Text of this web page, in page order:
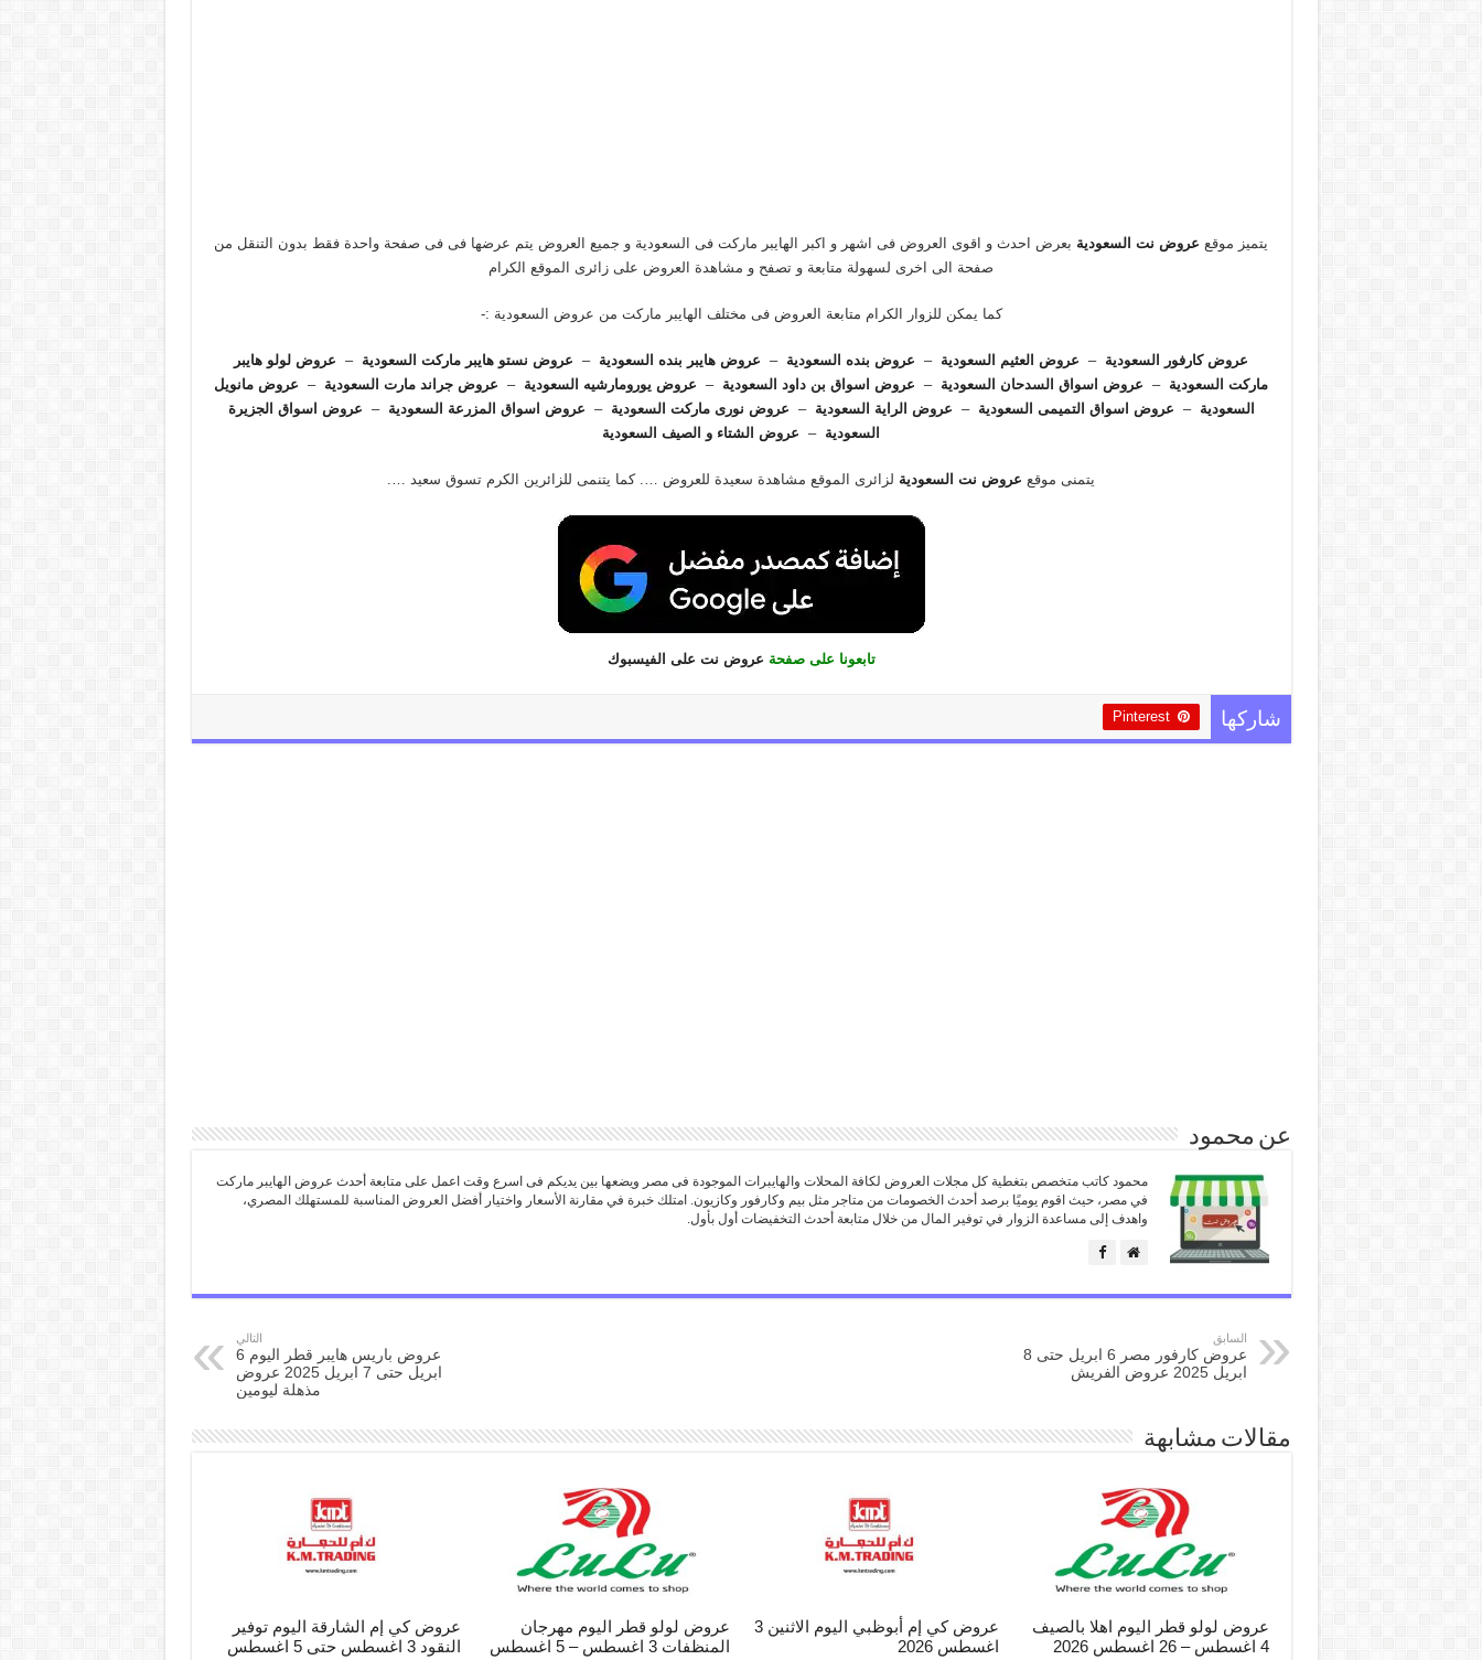
يتميز موقع عروض نت السعودية بعرض احدث و اقوى العروض فى اشهر و اكبر الهايبر ماركت فى السعودية و جميع العروض يتم عرضها فى فى صفحة واحدة فقط بدون التنقل من
صفحة الى اخرى لسهولة متابعة و تصفح و مشاهدة العروض على زائرى الموقع الكرام
كما يمكن للزوار الكرام متابعة العروض فى مختلف الهايبر ماركت من عروض السعودية :-
عروض كارفور السعودية – عروض العثيم السعودية – عروض بنده السعودية – عروض هايبر بنده السعودية – عروض نستو هايبر ماركت السعودية – عروض لولو هايبر
ماركت السعودية – عروض اسواق السدحان السعودية – عروض اسواق بن داود السعودية – عروض يورومارشيه السعودية – عروض جراند مارت السعودية – عروض مانويل
السعودية
– عروض اسواق التميمى السعودية – عروض الراية السعودية – عروض نورى ماركت السعودية – عروض اسواق المزرعة السعودية – عروض اسواق الجزيرة
السعودية – عروض الشتاء و الصيف السعودية
يتمنى موقع عروض نت السعودية لزائرى الموقع مشاهدة سعيدة للعروض …. كما يتنمى للزائرين الكرم تسوق سعيد ….
تابعونا على صفحة عروض نت على الفيسبوك
شاركها Pinterest
عن محمود
محمود كاتب متخصص بتغطية كل مجلات العروض لكافة المحلات والهايبرات الموجودة فى مصر ويضعها بين يديكم فى اسرع وقت اعمل على متابعة أحدث عروض الهايبر ماركت
في مصر، حيث اقوم يوميًا برصد أحدث الخصومات من متاجر مثل بيم وكارفور وكازيون. امتلك خبرة في مقارنة الأسعار واختيار أفضل العروض المناسبة للمستهلك المصري،
واهدف إلى مساعدة الزوار في توفير المال من خلال متابعة أحدث التخفيضات أول بأول.
السابق
عروض كارفور مصر 6 ابريل حتى 8
ابريل 2025 عروض الفريش
التالي
عروض باريس هايبر قطر اليوم 6
ابريل حتى 7 ابريل 2025 عروض
مذهلة ليومين
مقالات مشابهة
عروض لولو قطر اليوم اهلا بالصيف
4 اغسطس – 26 اغسطس 2026
عروض كي إم أبوظبي اليوم الاثنين 3
اغسطس 2026
عروض لولو قطر اليوم مهرجان
المنظفات 3 اغسطس – 5 اغسطس
عروض كي إم الشارقة اليوم توفير
النقود 3 اغسطس حتى 5 اغسطس